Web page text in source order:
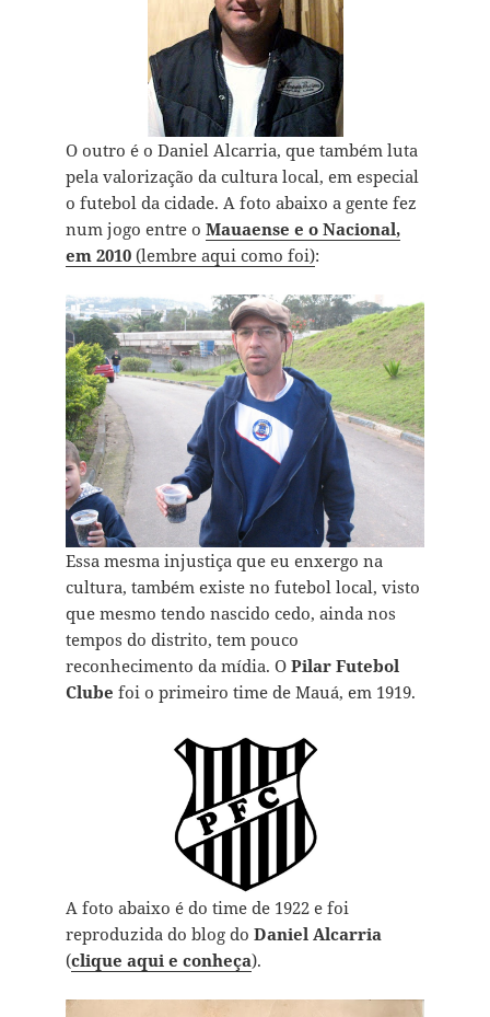
O outro é o Daniel Alcarria, que também luta
pela valorização da cultura local, em especial
o futebol da cidade. A foto abaixo a gente fez
num jogo entre o Mauaense e o Nacional,
em 2010(lembre aqui como foi):
Essa mesma injustiça que eu enxergo na
cultura, também existe no futebol local, visto
que mesmo tendo nascido cedo, ainda nos
tempos do distrito, tem pouco
reconhecimento da mídia. O Pilar Futebol
Clube foi o primeiro time de Mauá, em 1919.
A foto abaixo é do time de 1922 e foi
reproduzida do blog do Daniel Alcarria
(clique aqui e conheça).